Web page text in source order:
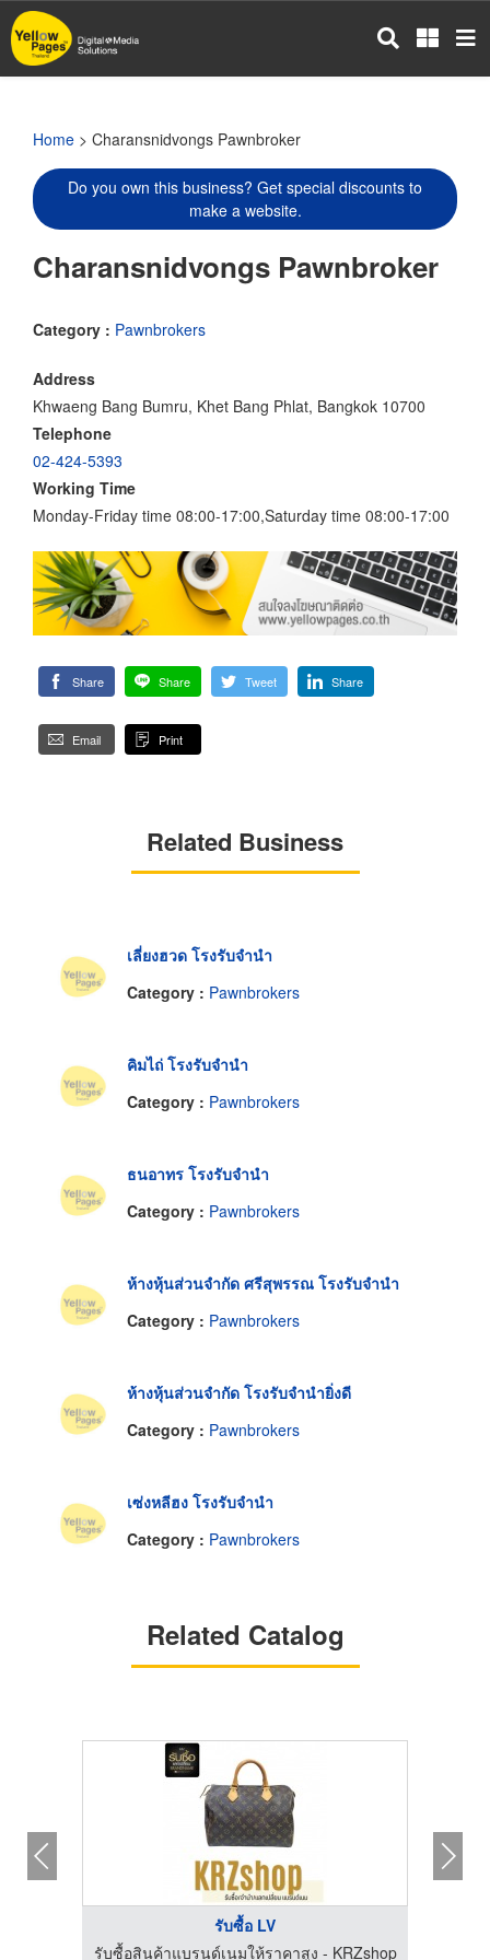
Skip
to
main
Home > Charansnidvongs Pawnbroker
Do you own this business? Get special discounts to
make a website.
Charansnidvongs Pawnbroker
Category : Pawnbrokers
Address
Khwaeng Bang Bumru, Khet Bang Phlat, Bangkok 10700
Telephone
02-424-5393
Working Time
Monday-Friday time 08:00-17:00,Saturday time 08:00-17:00
Share Share Tweet Share
Email Print
Related Business
เลี่ยงฮวด โรงรับจำนำ
Category : Pawnbrokers
คิมไถ่ โรงรับจำนำ
Category : Pawnbrokers
ธนอาทร โรงรับจำนำ
Category : Pawnbrokers
ห้างหุ้นส่วนจำกัด ศรีสุพรรณ โรงรับจำนำ
Category : Pawnbrokers
ห้างหุ้นส่วนจำกัด โรงรับจำนำยิ่งดี
Category : Pawnbrokers
เซ่งหลีฮง โรงรับจำนำ
Category : Pawnbrokers
Related Catalog
รับซื้อ LV
รับซื้อสินค้าแบรนด์เนมให้ราคาสูง - KRZshop